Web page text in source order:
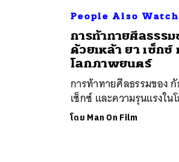
People Also Watch
การท้าทายศีลธรรม
ด้วยเหล้า ยา เซ็กซ์
โลกภาพยนตร์
การท้าทายศีลธรรมของ
เซ็กซ์ และความรุนแรงใ
โดย Man On Film